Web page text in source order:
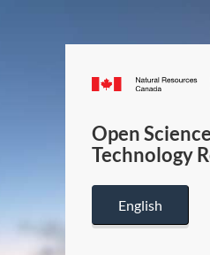
Open
Technology
English